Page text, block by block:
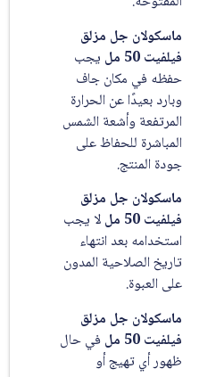
ماسكولان جل مزلق
يجب
حفظه في مكان جاف
وبارد بعيدًا عن الحرارة
المرتفعة وأشعة الشمس
المباشرة للحفاظ على
جودة المنتج.
ماسكولان جل مزلق
لا يجب
استخدامه بعد انتهاء
تاريخ الصلاحية المدون
على العبوة.
ماسكولان جل مزلق
في حال
ظهور أي تهيج أو